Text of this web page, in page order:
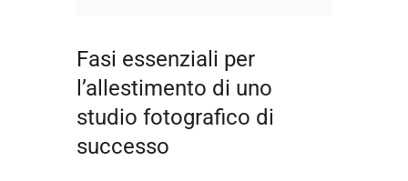
Fasi essenziali per
l’allestimento di uno
studio fotografico di
successo